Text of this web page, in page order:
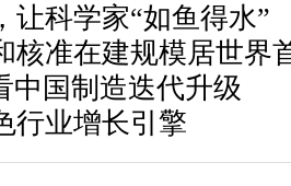
让科学家“如鱼得水”
核准在建规模居世界
中国制造迭代升级
行业增长引擎